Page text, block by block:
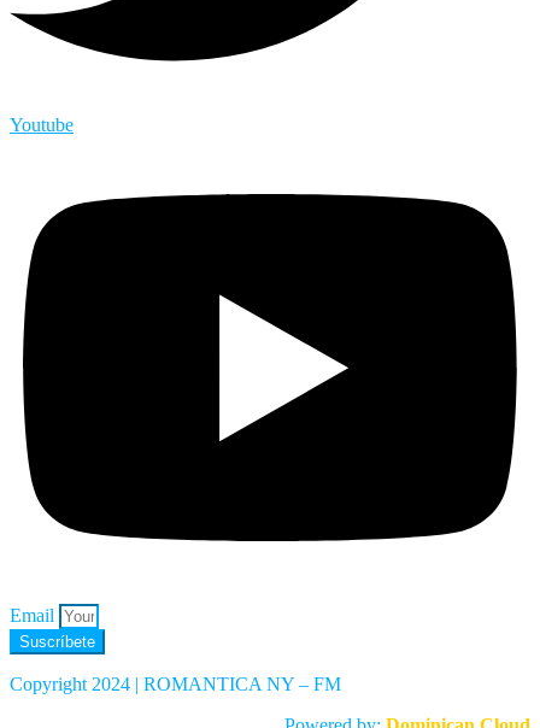
Youtube
Email
Suscríbete
Copyright 2024 | ROMANTICA NY – FM